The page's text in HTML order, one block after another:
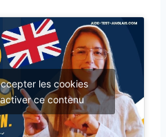
les cookies
ce contenu